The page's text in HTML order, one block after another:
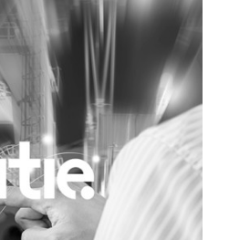
Purpose Marketing
Reputatie & crisis